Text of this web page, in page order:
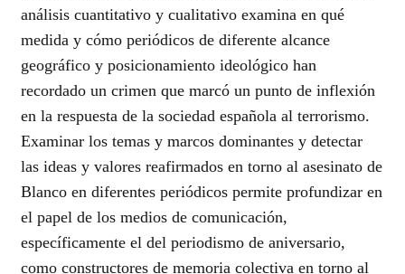
análisis cuantitativo y cualitativo examina en qué
medida y cómo periódicos de diferente alcance
geográfico y posicionamiento ideológico han
recordado un crimen que marcó un punto de inflexión
en la respuesta de la sociedad española al terrorismo.
Examinar los temas y marcos dominantes y detectar
las ideas y valores reafirmados en torno al asesinato de
Blanco en diferentes periódicos permite profundizar en
el papel de los medios de comunicación,
específicamente el del periodismo de aniversario,
como constructores de memoria colectiva en torno al